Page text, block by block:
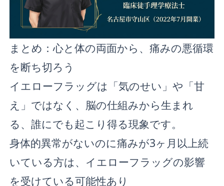
まとめ：心と体の両面から、痛みの悪循環
を断ち切ろう
イエローフラッグは「気のせい」や「甘
え」ではなく、脳の仕組みから生まれ
る、誰にでも起こり得る現象です。
身体的異常がないのに痛みが3ヶ月以上続
いている方は、イエローフラッグの影響
を受けている可能性あり